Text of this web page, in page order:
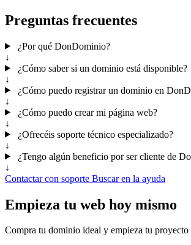
Preguntas frecuentes
¿Por qué DonDominio?
↓
¿Cómo saber si un dominio está disponible?
↓
¿Cómo puedo registrar un dominio en
↓
¿Cómo puedo crear mi página web?
↓
¿Ofrecéis soporte técnico especializado?
↓
¿Tengo algún beneficio por ser cliente de
↓
Contactar con soporte Buscar en la ayuda
Empieza tu web hoy mismo
Compra tu dominio ideal y empieza tu proyecto